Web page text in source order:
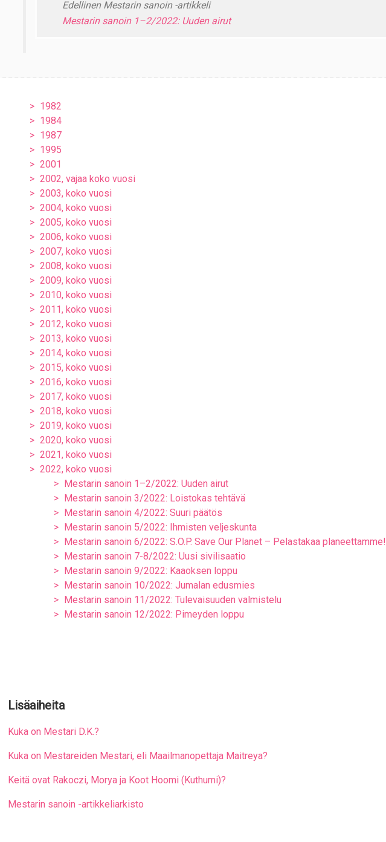
Edellinen Mestarin sanoin -artikkeli
Mestarin sanoin 1–2/2022: Uuden airut
1982
1984
1987
1995
2001
2002, vajaa koko vuosi
2003, koko vuosi
2004, koko vuosi
2005, koko vuosi
2006, koko vuosi
2007, koko vuosi
2008, koko vuosi
2009, koko vuosi
2010, koko vuosi
2011, koko vuosi
2012, koko vuosi
2013, koko vuosi
2014, koko vuosi
2015, koko vuosi
2016, koko vuosi
2017, koko vuosi
2018, koko vuosi
2019, koko vuosi
2020, koko vuosi
2021, koko vuosi
2022, koko vuosi
Mestarin sanoin 1–2/2022: Uuden airut
Mestarin sanoin 3/2022: Loistokas tehtävä
Mestarin sanoin 4/2022: Suuri päätös
Mestarin sanoin 5/2022: Ihmisten veljeskunta
Mestarin sanoin 6/2022: S.O.P. Save Our Planet – Pelastakaa planeettamme!
Mestarin sanoin 7-8/2022: Uusi sivilisaatio
Mestarin sanoin 9/2022: Kaaoksen loppu
Mestarin sanoin 10/2022: Jumalan edusmies
Mestarin sanoin 11/2022: Tulevaisuuden valmistelu
Mestarin sanoin 12/2022: Pimeyden loppu
Lisäaiheita
Kuka on Mestari D.K.?
Kuka on Mestareiden Mestari, eli Maailmanopettaja Maitreya?
Keitä ovat Rakoczi, Morya ja Koot Hoomi (Kuthumi)?
Mestarin sanoin -artikkeliarkisto